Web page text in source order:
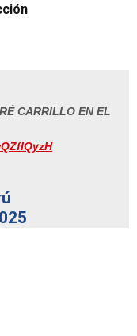
CARRILLO EN EL